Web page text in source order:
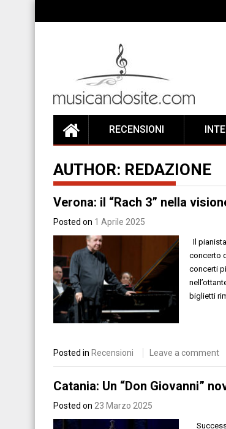
RECENSIONI
AUTHOR: REDAZIONE
Verona: il “Rach 3” nella
Posted on 1 Aprile 2025
Il
concerto
concerti
biglietti
Posted in Recensioni Leave a comment
Catania: Un “Don Giovanni”
Posted on 23 Marzo 2025